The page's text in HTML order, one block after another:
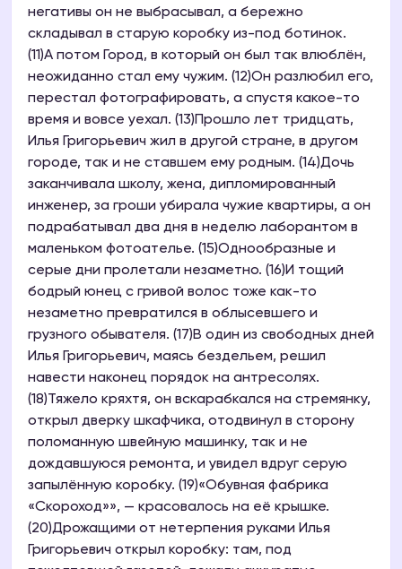
негативы он не выбрасывал, а бережно
складывал в старую коробку из-под ботинок.
(11)А потом Город, в который он был так влюблён,
неожиданно стал ему чужим. (12)Он разлюбил его,
перестал фотографировать, а спустя какое-то
время и вовсе уехал. (13)Прошло лет тридцать,
Илья Григорьевич жил в другой стране, в другом
городе, так и не ставшем ему родным. (14)Дочь
заканчивала школу, жена, дипломированный
инженер, за гроши убирала чужие квартиры, а он
подрабатывал два дня в неделю лаборантом в
маленьком фотоателье. (15)Однообразные и
серые дни пролетали незаметно. (16)И тощий
бодрый юнец с гривой волос тоже как-то
незаметно превратился в облысевшего и
грузного обывателя. (17)В один из свободных дней
Илья Григорьевич, маясь бездельем, решил
навести наконец порядок на антресолях.
(18)Тяжело кряхтя, он вскарабкался на стремянку,
открыл дверку шкафчика, отодвинул в сторону
поломанную швейную машинку, так и не
дождавшуюся ремонта, и увидел вдруг серую
запылённую коробку. (19)«Обувная фабрика
«Скороход»», — красовалось на её крышке.
(20)Дрожащими от нетерпения руками Илья
Григорьевич открыл коробку: там, под